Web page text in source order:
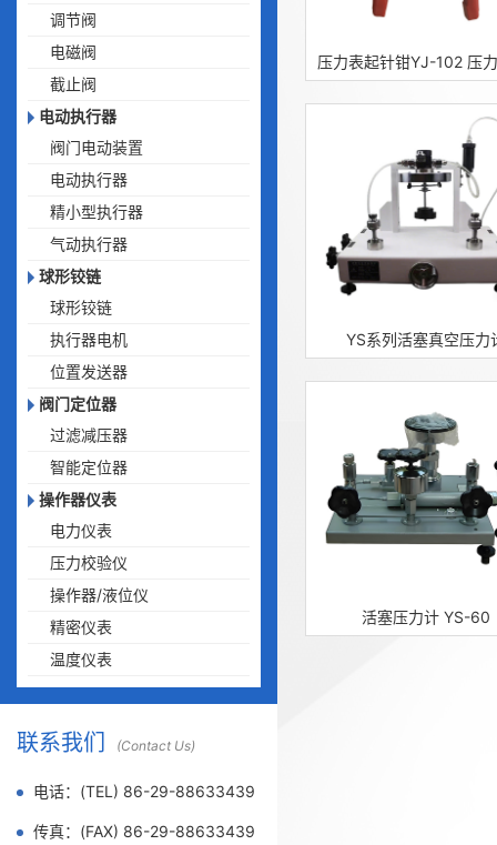
调节阀
电磁阀
截止阀
电动执行器
阀门电动装置
电动执行器
精小型执行器
气动执行器
球形铰链
球形铰链
执行器电机
位置发送器
阀门定位器
过滤减压器
智能定位器
操作器仪表
电力仪表
压力校验仪
操作器/液位仪
精密仪表
温度仪表
联系我们 (Contact Us)
电话：(TEL) 86-29-88633439
传真：(FAX) 86-29-88633439
YS系列活塞真空压力
活塞压力计 YS-60